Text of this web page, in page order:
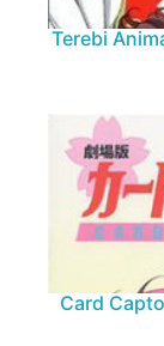
Terebi
Card